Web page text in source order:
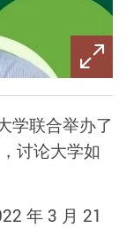
学联合举办了
讨论大学如
年 3 月 21